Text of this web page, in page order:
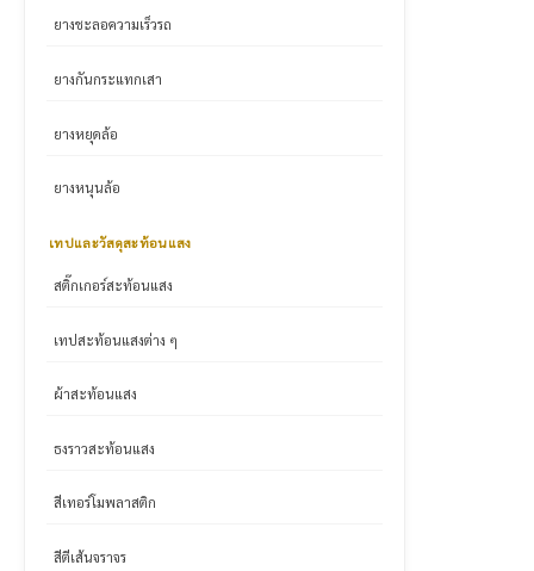
ยางชะลอความเร็วรถ
ยางกันกระแทกเสา
ยางหยุดล้อ
ยางหนุนล้อ
เทปและวัสดุสะท้อนแสง
สติ๊กเกอร์สะท้อนแสง
เทปสะท้อนแสงต่าง ๆ
ผ้าสะท้อนแสง
ธงราวสะท้อนแสง
สีเทอร์โมพลาสติก
สีตีเส้นจราจร